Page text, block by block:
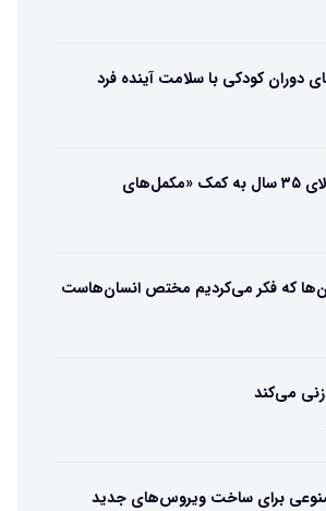
دوران کودکی با سلامت آینده فرد
بهبود باروری زنان بالای ۳۵ سال به کمک «مکمل‌های
که فکر می‌کردیم مختص انسان‌هاست
می‌کند
برای ساخت ویروس‌های جدید